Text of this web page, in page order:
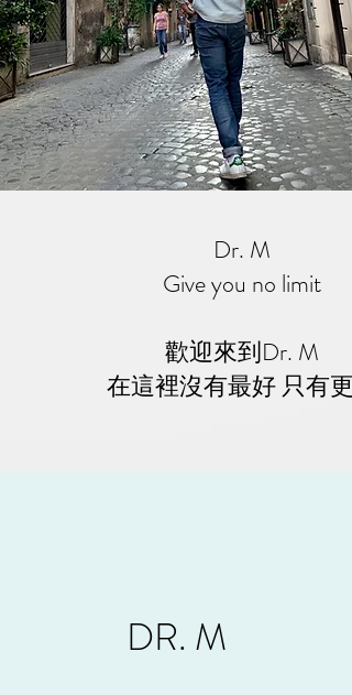
Dr. M
Give you no limit
歡迎來到Dr. M
在這裡沒有最好 只有更
DR. M